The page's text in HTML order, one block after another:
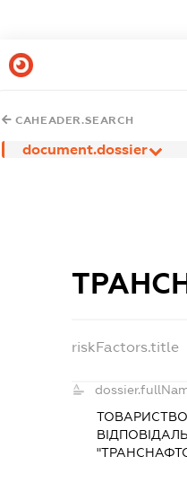
CAHEADER.SEARCH
document.dossier
riskFactors.title